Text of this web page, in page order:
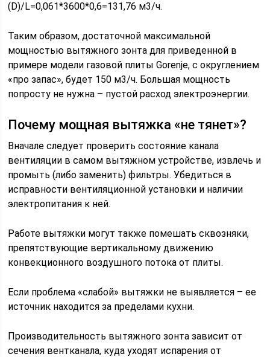
(D)/L=0,061*3600*0,6=131,76 м3/ч.
Таким образом, достаточной максимальной
мощностью вытяжного зонта для приведенной в
примере модели газовой плиты Gorenje, с округлением
«про запас», будет 150 м3/ч. Большая мощность
попросту не нужна – пустой расход электроэнергии.
Почему мощная вытяжка «не тянет»?
Вначале следует проверить состояние канала
вентиляции в самом вытяжном устройстве, извлечь и
промыть (либо заменить) фильтры. Убедиться в
исправности вентиляционной установки и наличии
электропитания к ней.
Работе вытяжки могут также помешать сквозняки,
препятствующие вертикальному движению
конвекционного воздушного потока от плиты.
Если проблема «слабой» вытяжки не выявляется – ее
источник находится за пределами кухни.
Производительность вытяжного зонта зависит от
сечения вентканала, куда уходят испарения от